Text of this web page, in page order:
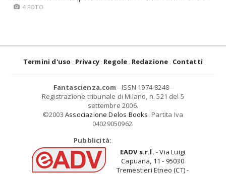
4 FOTO
Termini d'uso Privacy Regole Redazione Contatti
Fantascienza.com - ISSN 1974-8248 -
Registrazione tribunale di Milano, n. 521 del 5
settembre 2006.
©2003 Associazione Delos Books. Partita Iva
04029050962.
Pubblicità:
EADV s.r.l. - Via Luigi
Capuana, 11 - 95030
Tremestieri Etneo (CT) -